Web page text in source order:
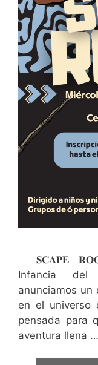
𝐒𝐂𝐀𝐏𝐄
Infancia del
anunciamos un
en el universo
pensada para
aventura llena …